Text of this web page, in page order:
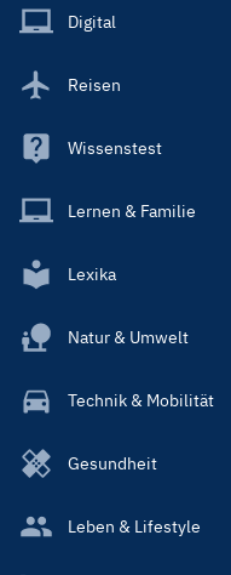
Main
Digital
Reisen
Wissenstest
Lernen & Familie
Lexika
Natur & Umwelt
Technik & Mobilität
Gesundheit
Leben & Lifestyle